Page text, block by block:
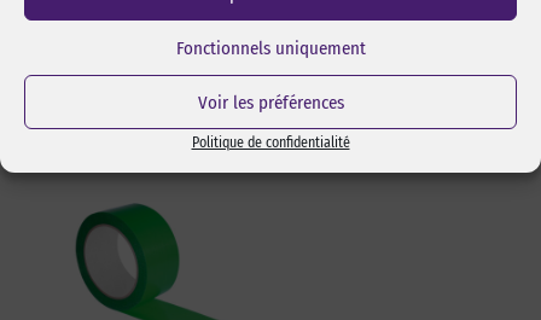
Fonctionnels uniquement
Voir les préférences
Politique de confidentialité
l’assemblage pas collage ou
Réf Pixcl : ALISPIXSPR005
Réf Pixcl : OLFA175SK4
15,05€HT